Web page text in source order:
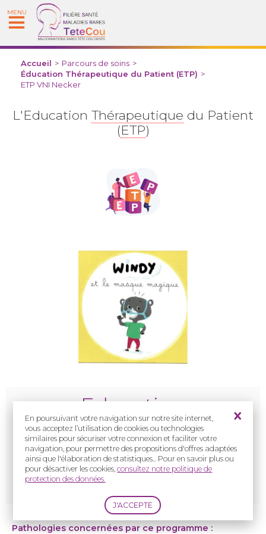
En poursuivant votre navigation sur notre site internet,
vous acceptez l’utilisation de cookies ou technologies
similaires pour sécuriser votre connexion et faciliter votre
navigation, pour permettre des propositions d'offres adaptées
ainsi que l'élaboration de statistiques... Pour en savoir plus ou
pour désactiver les cookies,consultez notre politique de
protection des données.
MENU
Accueil > Parcours de soins >
Éducation Thérapeutique du Patient (ETP) >
ETP VNI Necker
L'Education Thérapeutique du Patient
(ETP)
Education
thérapeutiquede
l'enfant traité par
ventilation non invasive
Pathologies concernées par ce programme :